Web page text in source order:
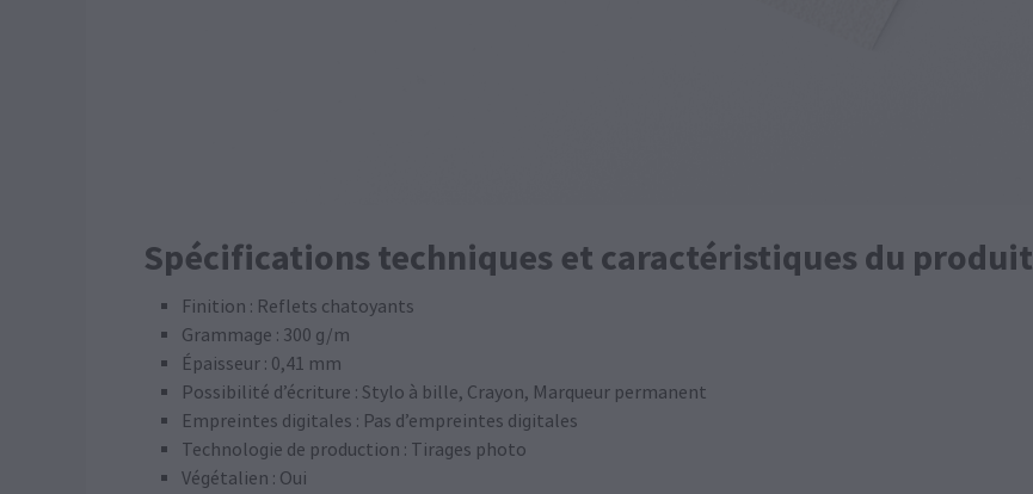
Spécifications techniques et caractéristiques du produit
Finition : Reflets chatoyants
Grammage : 300 g/m
Épaisseur : 0,41 mm
Possibilité d’écriture : Stylo à bille, Crayon, Marqueur permanent
Empreintes digitales : Pas d’empreintes digitales
Technologie de production : Tirages photo
Végétalien : Oui